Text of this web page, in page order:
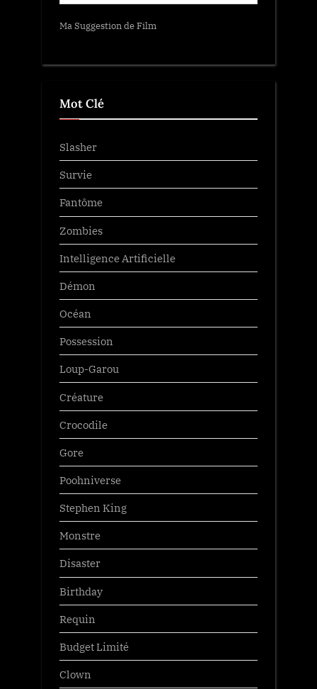
Ma Suggestion de Film
Mot Clé
Slasher
Survie
Fantôme
Zombies
Intelligence Artificielle
Démon
Océan
Possession
Loup-Garou
Créature
Crocodile
Gore
Poohniverse
Stephen King
Monstre
Disaster
Birthday
Requin
Budget Limité
Clown